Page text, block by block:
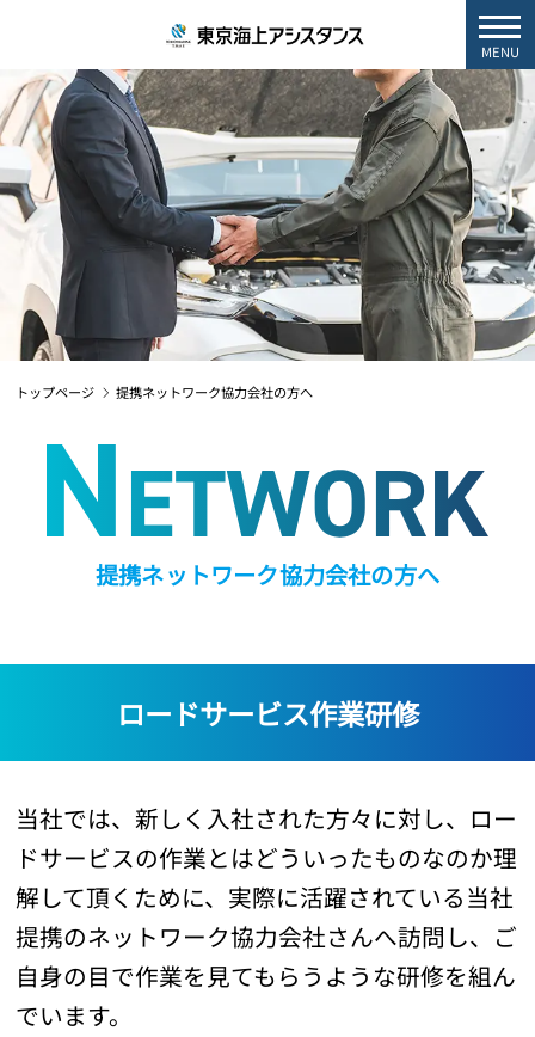
MENU
提携ネットワーク協力会社の方へ
トップページ 提携ネットワーク協力会社の方へ
ロードサービス作業研修
当社では、新しく入社された方々に対し、ロー
ドサービスの作業とはどういったものなのか理
解して頂くために、実際に活躍されている当社
提携のネットワーク協力会社さんへ訪問し、ご
自身の目で作業を見てもらうような研修を組ん
でいます。